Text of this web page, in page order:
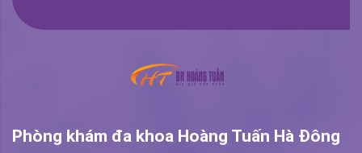
Phòng khám đa khoa Hoàng Tuấn Hà Đông